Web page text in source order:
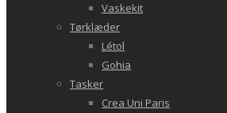
Vaskekit
Tørklæder
Létol
Gohia
Tasker
Crea Uni Paris